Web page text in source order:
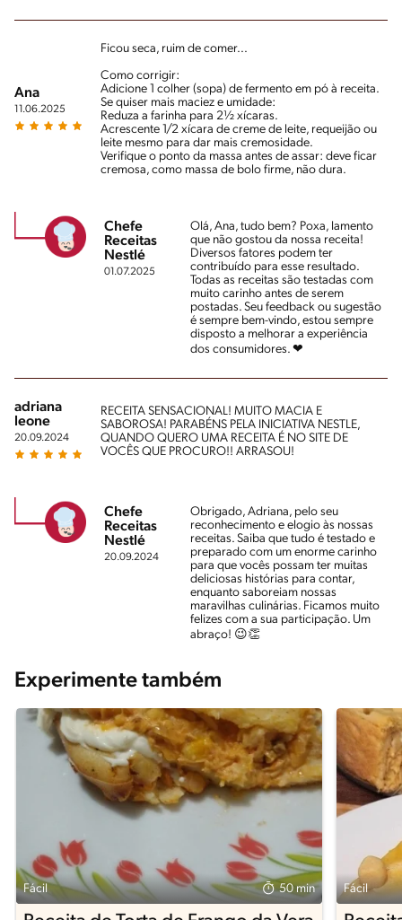
Ana
11.06.2025
Ficou seca, ruim de comer...
Como corrigir:
Adicione 1 colher (sopa) de fermento em pó à receita.
Se quiser mais maciez e umidade:
Reduza a farinha para 2½ xícaras.
Acrescente 1/2 xícara de creme de leite, requeijão ou
leite mesmo para dar mais cremosidade.
Verifique o ponto da massa antes de assar: deve ficar
cremosa, como massa de bolo firme, não dura.
Chefe
Receitas
Nestlé
01.07.2025
Olá, Ana, tudo bem? Poxa, lamento
que não gostou da nossa receita!
Diversos fatores podem ter
contribuído para esse resultado.
Todas as receitas são testadas com
muito carinho antes de serem
postadas. Seu feedback ou sugestão
é sempre bem-vindo, estou sempre
disposto a melhorar a experiência
dos consumidores. ❤
adriana
leone
20.09.2024
RECEITA SENSACIONAL! MUITO MACIA E
SABOROSA! PARABÉNS PELA INICIATIVA NESTLE,
QUANDO QUERO UMA RECEITA É NO SITE DE
VOCÊS QUE PROCURO!! ARRASOU!
Chefe
Receitas
Nestlé
20.09.2024
Obrigado, Adriana, pelo seu
reconhecimento e elogio às nossas
receitas. Saiba que tudo é testado e
preparado com um enorme carinho
para que vocês possam ter muitas
deliciosas histórias para contar,
enquanto saboreiam nossas
maravilhas culinárias. Ficamos muito
felizes com a sua participação. Um
abraço! 😉👏
Experimente também
Fácil 50 min Fácil